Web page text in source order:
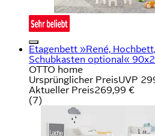
Etagenbett »René,
Schubkasten optional«
OTTO home
Ursprünglicher PreisUVP
Aktueller Preis269,99 €
(7)